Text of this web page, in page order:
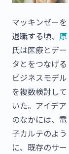
マッキンゼーを
退職する頃、 原
氏は医療とデー
タとをつなげる
ビジネスモデル
を複数検討して
いた。アイデア
のなかには、電
子カルテのよう
に、既存のサー